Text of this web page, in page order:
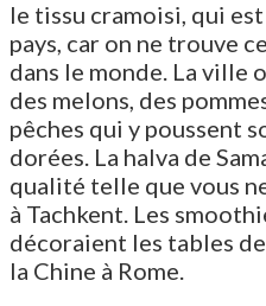
le tissu cramoisi, qui
pays, car on ne trouve
dans le monde. La ville
des melons, des
pêches qui y poussent
dorées. La halva de
qualité telle que vous
à Tachkent. Les
décoraient les tables
la Chine à Rome.